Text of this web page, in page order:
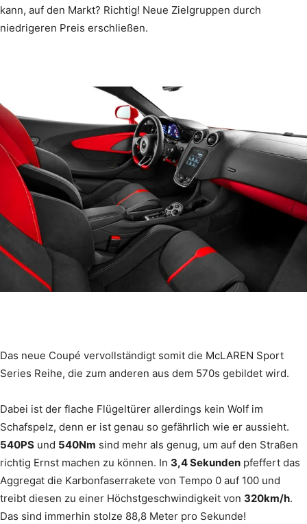
kann, auf den Markt? Richtig! Neue Zielgruppen durch
niedrigeren Preis erschließen.
Das neue Coupé vervollständigt somit die McLAREN Sport
Series Reihe, die zum anderen aus dem 570s gebildet wird.
Dabei ist der flache Flügeltürer allerdings kein Wolf im
Schafspelz, denn er ist genau so gefährlich wie er aussieht.
540PS und 540Nm sind mehr als genug, um auf den Straßen
richtig Ernst machen zu können. In 3,4 Sekunden pfeffert das
Aggregat die Karbonfaserrakete von Tempo 0 auf 100 und
treibt diesen zu einer Höchstgeschwindigkeit von 320km/h.
Das sind immerhin stolze 88,8 Meter pro Sekunde!